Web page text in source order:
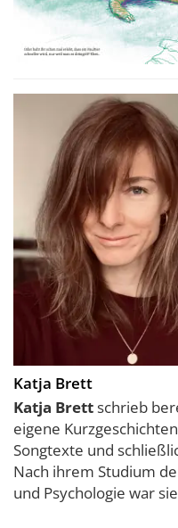
Katja Brett
Katja Brettschrieb
eigene
Songtexte und
Nach ihrem Studium
und Psychologie war